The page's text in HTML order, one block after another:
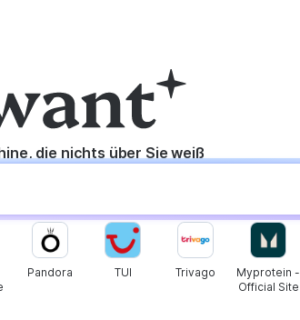
die nichts über Sie weiß
Pandora TUI Trivago
Myprotein -
Official Site